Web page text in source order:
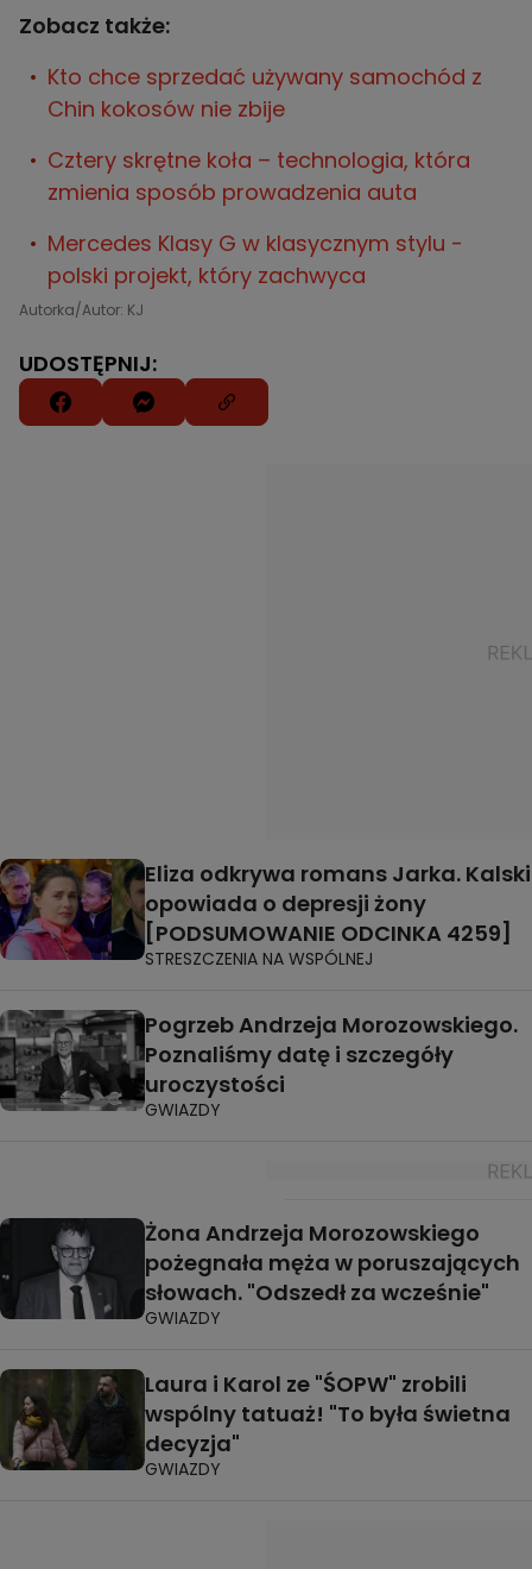
Zobacz także:
Kto chce sprzedać używany samochód z
Chin kokosów nie zbije
Cztery skrętne koła – technologia, która
zmienia sposób prowadzenia auta
Mercedes Klasy G w klasycznym stylu -
polski projekt, który zachwyca
Autorka/Autor: KJ
UDOSTĘPNIJ:
Eliza odkrywa romans Jarka. Kalski
opowiada o depresji żony
[PODSUMOWANIE ODCINKA 4259]
STRESZCZENIA NA WSPÓLNEJ
Pogrzeb Andrzeja Morozowskiego.
Poznaliśmy datę i szczegóły
uroczystości
GWIAZDY
Żona Andrzeja Morozowskiego
pożegnała męża w poruszających
słowach. "Odszedł za wcześnie"
GWIAZDY
Laura i Karol ze "ŚOPW" zrobili
wspólny tatuaż! "To była świetna
decyzja"
GWIAZDY